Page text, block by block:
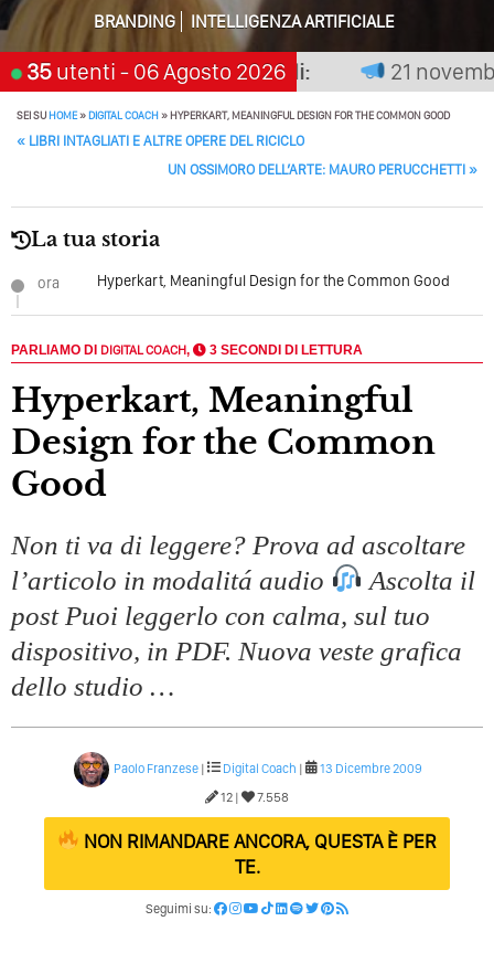
Perché Pubblicare Non Basta Più? Contenuti Di Valore O
Solo Rumore…
Perché Non Guadagni Sui Social Media? Probabilmente
Tutto Peggiorerà
Quali Sono Gli Errori Della Comunicazione Politica? Il
Caso Delle Braccia Incrociate
L’Accademia Del Wedding
BRANDING
INTELLIGENZA ARTIFICIALE
35 utenti - 06 Agosto 2026
premia chi aspetta, scegli: 21 novembre
SEI SUHOME»DIGITAL COACH»HYPERKART, MEANINGFUL DESIGN FOR THE COMMON GOOD
POST NAVIGATION
« LIBRI INTAGLIATI E ALTRE OPERE DEL RICICLO
UN OSSIMORO DELL’ARTE: MAURO PERUCCHETTI »
La tua storia
ora Hyperkart, Meaningful Design for the Common Good
PARLIAMO DI DIGITAL COACH, 3 SECONDI DI LETTURA
Hyperkart, Meaningful
Design for the Common
Good
Non ti va di leggere? Prova ad ascoltare
l’articolo in modalitá audio
Ascolta il
post Puoi leggerlo con calma, sul tuo
dispositivo, in PDF. Nuova veste grafica
dello studio …
Paolo Franzese | Digital Coach |
13 Dicembre 2009
12 |
7.558
NON RIMANDARE ANCORA, QUESTA È PER
TE.
Seguimi su: